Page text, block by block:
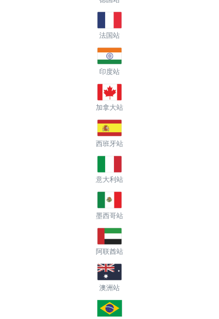
法国站
印度站
加拿大站
西班牙站
意大利站
墨西哥站
阿联酋站
澳洲站